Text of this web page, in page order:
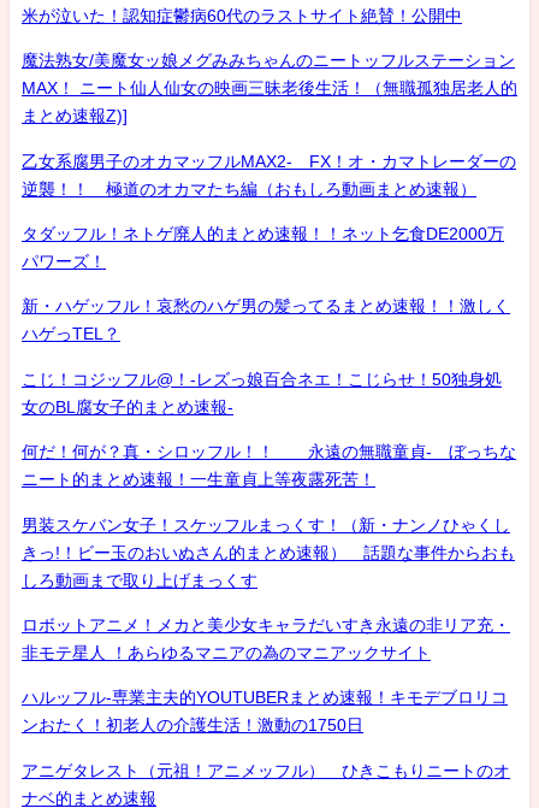
米が泣いた！認知症鬱病60代のラストサイト絶賛！公開中
魔法熟女/美魔女ッ娘メグみみちゃんのニートッフルステーション
MAX！ ニート仙人仙女の映画三昧老後生活！（無職孤独居老人的
まとめ速報Z)]
乙女系腐男子のオカマッフルMAX2- FX！オ・カマトレーダーの
逆襲！！ 極道のオカマたち編（おもしろ動画まとめ速報）
タダッフル！ネトゲ廃人的まとめ速報！！ネット乞食DE2000万
パワーズ！
新・ハゲッフル！哀愁のハゲ男の髪ってるまとめ速報！！激しく
ハゲっTEL？
こじ！コジッフル@！-レズっ娘百合ネエ！こじらせ！50独身処
女のBL腐女子的まとめ速報-
何だ！何が？真・シロッフル！！ 永遠の無職童貞- ぼっちな
ニート的まとめ速報！一生童貞上等夜露死苦！
男装スケバン女子！スケッフルまっくす！（新・ナンノひゃくし
きっ!！ビー玉のおいぬさん的まとめ速報） 話題な事件からおも
しろ動画まで取り上げまっくす
ロボットアニメ！メカと美少女キャラだいすき永遠の非リア充・
非モテ星人 ！あらゆるマニアの為のマニアックサイト
ハルッフル-専業主夫的YOUTUBERまとめ速報！キモデブロリコ
ンおたく！初老人の介護生活！激動の1750日
アニゲタレスト（元祖！アニメッフル） ひきこもりニートのオ
ナベ的まとめ速報